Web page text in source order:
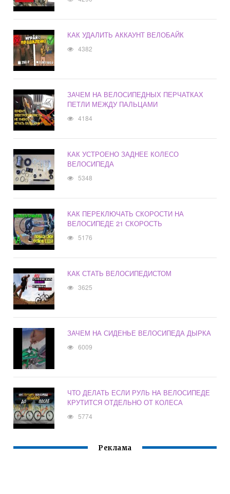
КАК УДАЛИТЬ АККАУНТ ВЕЛОБАЙК
4382
ЗАЧЕМ НА ВЕЛОСИПЕДНЫХ ПЕРЧАТКАХ
ПЕТЛИ МЕЖДУ ПАЛЬЦАМИ
4184
КАК УСТРОЕНО ЗАДНЕЕ КОЛЕСО
ВЕЛОСИПЕДА
5348
КАК ПЕРЕКЛЮЧАТЬ СКОРОСТИ НА
ВЕЛОСИПЕДЕ 21 СКОРОСТЬ
5176
КАК СТАТЬ ВЕЛОСИПЕДИСТОМ
3625
ЗАЧЕМ НА СИДЕНЬЕ ВЕЛОСИПЕДА ДЫРКА
6009
ЧТО ДЕЛАТЬ ЕСЛИ РУЛЬ НА ВЕЛОСИПЕДЕ
КРУТИТСЯ ОТДЕЛЬНО ОТ КОЛЕСА
5774
Реклама